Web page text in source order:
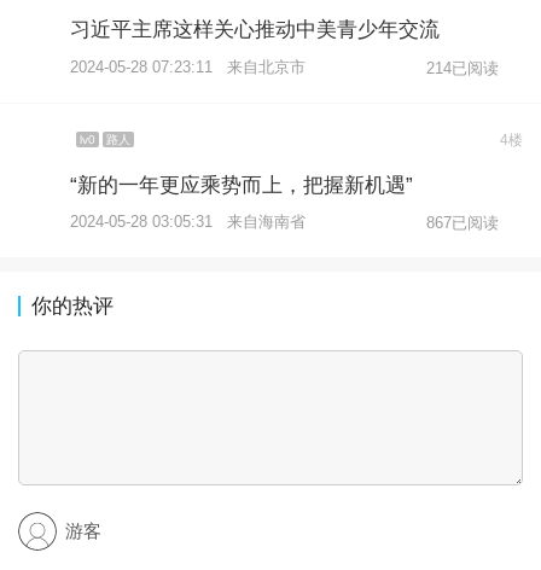
习近平主席这样关心推动中美青少年交流
2024-05-28 07:23:11 来自北京市 214已阅读
lv0 路人 4楼
“新的一年更应乘势而上，把握新机遇”
2024-05-28 03:05:31 来自海南省 867已阅读
你的热评
游客